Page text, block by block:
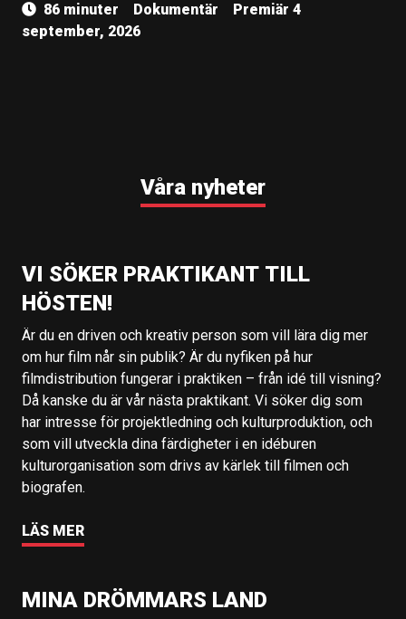
86 minuter Dokumentär
Premiär 4
september, 2026
Våra nyheter
VI SÖKER PRAKTIKANT TILL
HÖSTEN!
Är du en driven och kreativ person som vill lära dig mer
om hur film når sin publik? Är du nyfiken på hur
filmdistribution fungerar i praktiken – från idé till visning?
Då kanske du är vår nästa praktikant. Vi söker dig som
har intresse för projektledning och kulturproduktion, och
som vill utveckla dina färdigheter i en idéburen
kulturorganisation som drivs av kärlek till filmen och
biografen.
LÄS MER
MINA DRÖMMARS LAND